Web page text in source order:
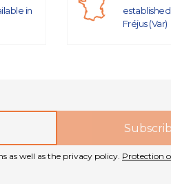
in
established
Fréjus (Var)
as well as the privacy policy. Protection